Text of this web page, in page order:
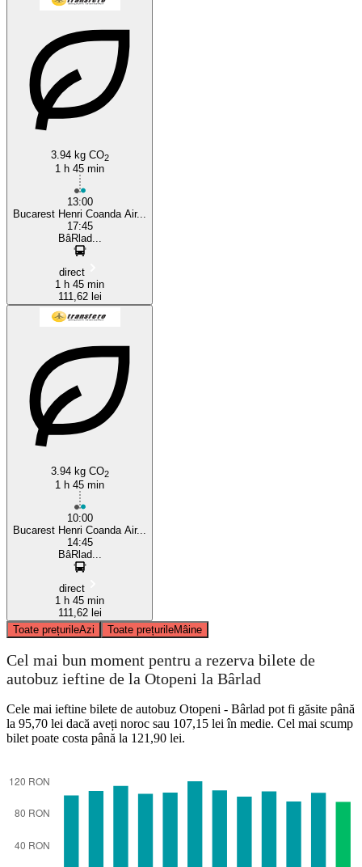
3.94 kg CO2
1 h 45 min
13:00
Bucarest Henri Coanda Air...
17:45
BâRlad...
direct
1 h 45 min
111,62 lei
3.94 kg CO2
1 h 45 min
10:00
Bucarest Henri Coanda Air...
14:45
BâRlad...
direct
1 h 45 min
111,62 lei
Toate prețurileAzi Toate prețurileMâine
Cel mai bun moment pentru a rezerva bilete de
autobuz ieftine de la Otopeni la Bârlad
Cele mai ieftine bilete de autobuz Otopeni - Bârlad pot fi găsite până
la 95,70 lei dacă aveți noroc sau 107,15 lei în medie. Cel mai scump
bilet poate costa până la 121,90 lei.